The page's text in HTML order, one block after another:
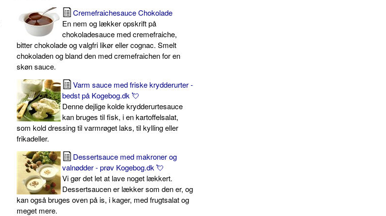
Cremefraichesauce Chokolade
En nem og lækker opskrift på
chokoladesauce med cremefraiche,
bitter chokolade og valgfri likør eller cognac. Smelt
chokoladen og bland den med cremefraichen for en
skøn sauce.
Varm sauce med friske krydderurter -
bedst på Kogebog.dk 💘
Denne dejlige kolde krydderurtesauce
kan bruges til fisk, i en kartoffelsalat,
som kold dressing til varmrøget laks, til kylling eller
frikadeller.
Dessertsauce med makroner og
valnødder - prøv Kogebog.dk 💘
Vi gør det let at lave noget lækkert.
Dessertsaucen er lækker som den er, og
kan også bruges oven på is, i kager, med frugtsalat og
meget mere.